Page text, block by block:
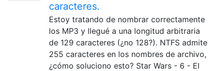
caracteres.
Estoy tratando de nombrar correctamente
los MP3 y llegué a una longitud arbitraria
de 129 caracteres (¿no 128?). NTFS admite
255 caracteres en los nombres de archivo,
¿cómo soluciono esto? Star Wars - 6 - El